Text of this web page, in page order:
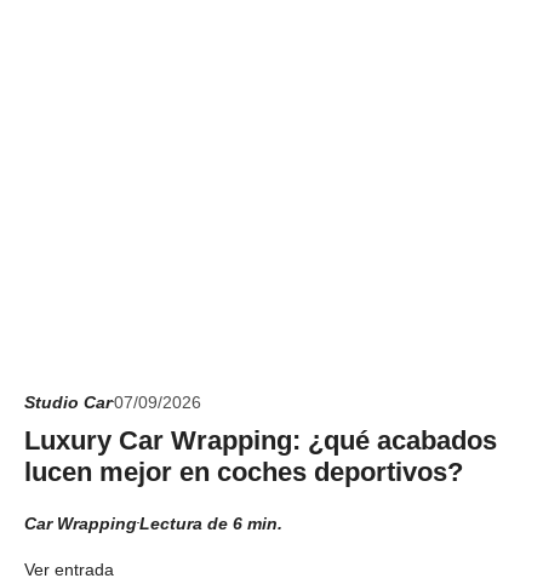
Studio Car07/09/2026
Luxury Car Wrapping: ¿qué acabados
lucen mejor en coches deportivos?
Car WrappingLectura de 6 min.
Ver entrada